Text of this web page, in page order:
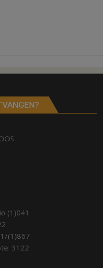
(1)041
(1)867
3122